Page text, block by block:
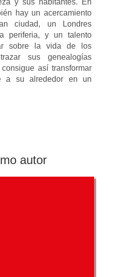
y sus habitantes. En
hay un acercamiento
ciudad, un Londres
periferia, y un talento
sobre la vida de los
sus genealogías
así transformar
su alrededor en un
autor